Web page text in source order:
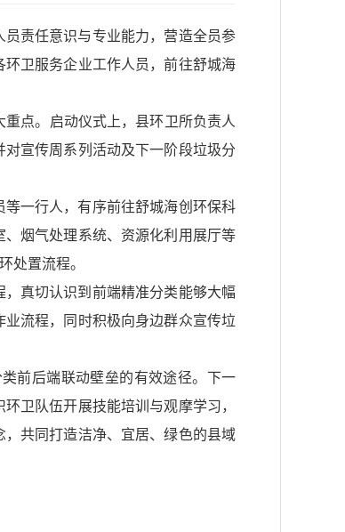
责任意识与专业能力，营造全员参
卫服务企业工作人员，前往舒城海
点。启动仪式上，县环卫所负责人
宣传周系列活动及下一阶段垃圾分
一行人，有序前往舒城海创环保科
烟气处理系统、资源化利用展厅等
处置流程。
真切认识到前端精准分类能够大幅
流程，同时积极向身边群众宣传垃
前后端联动壁垒的有效途径。下一
卫队伍开展技能培训与观摩学习，
共同打造洁净、宜居、绿色的县域